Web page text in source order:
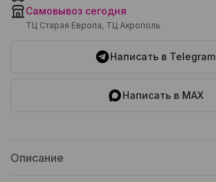
Самовывоз сегодня
ТЦ Старая Европа, ТЦ Акрополь
Написать в Telegram
Написать в MAX
Описание